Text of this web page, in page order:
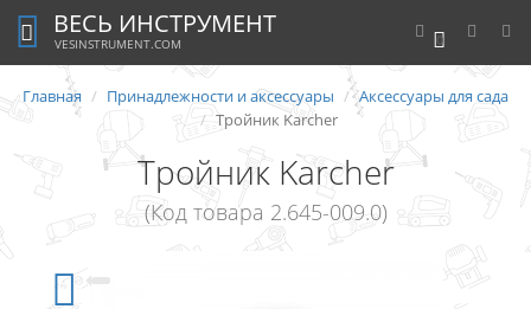
0
ВЕСЬ ИНСТРУМЕНТ
VESINSTRUMENT.COM
Главная Принадлежности и аксессуары
Аксессуары для сада
Тройник Karcher
Тройник Karcher
(Код товара 2.645-009.0)